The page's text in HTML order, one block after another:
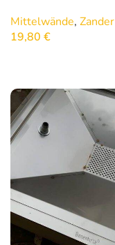
Mittelwände, Zander
19,80 €